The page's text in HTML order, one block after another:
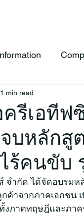
รีเอทีฟ
จบหลัก
ร้คนขับ
1 min read
จำกัด ได้จัดอบรม
กค้าจากภาคเอกชน
งภาคทฤษฎีและภา